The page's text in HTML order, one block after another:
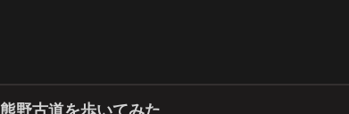
熊野古道を歩いてみた